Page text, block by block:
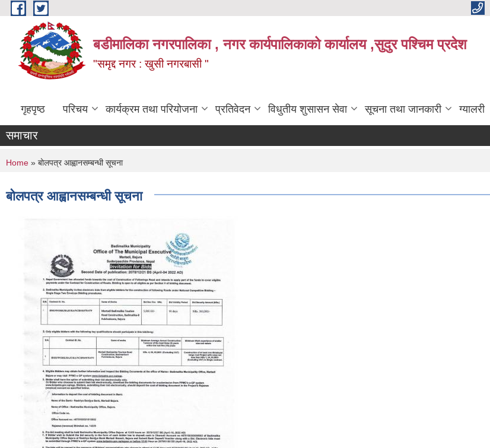
Skip to main content
बडीमालिका नगरपालिका , नगर कार्यपालिकाको कार्यालय ,सुदुर पश्चिम प्रदेश
"समृद्द नगर : खुसी नगरबासी "
गृहपृष्ठ परिचय कार्यक्रम तथा परियोजना प्रतिवेदन विधुतीय शुसासन सेवा सूचना तथा जानकारी ग्यालरी
समाचार
You are here
Home » बोलपत्र आह्वानसम्बन्धी सूचना
बोलपत्र आह्वानसम्बन्धी सूचना